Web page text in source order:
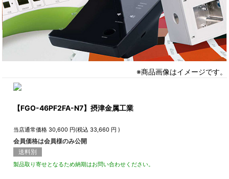
※商品画像はイメージです。
【FGO-46PF2FA-N7】摂津金属工業
当店通常価格 30,600 円(税込 33,660 円 )
会員価格は会員様のみ公開
送料別
製品取り寄せとなるため納期はお問い合わせください。